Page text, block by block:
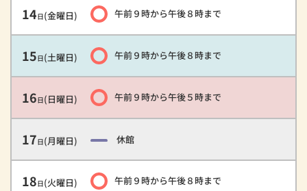
14日(金曜日) 午前９時から午後８時まで
15日(土曜日) 午前９時から午後８時まで
16日(日曜日) 午前９時から午後５時まで
17日(月曜日) 休館
18日(火曜日) 午前９時から午後８時まで